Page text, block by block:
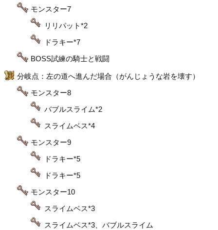
モンスター7
リリパット*2
ドラキー*7
BOSS試練の騎士と戦闘
分岐点：左の道へ進んだ場合（がんじょうな岩を壊す）
モンスター8
バブルスライム*2
スライムベス*4
モンスター9
ドラキー*5
ドラキー*5
モンスター10
スライムベス*3
スライムベス*3、バブルスライム